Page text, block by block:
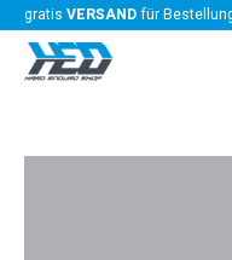
gratis VERSANDfür